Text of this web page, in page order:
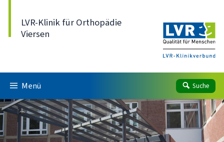
LVR-Klinik für Orthopädie
Viersen
Menü Suche